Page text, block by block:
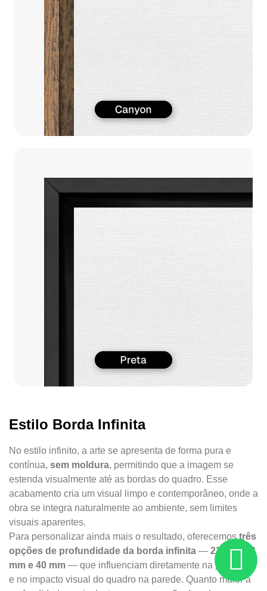
Estilo Borda Infinita
No estilo infinito, a arte se apresenta de forma pura e
contínua, sem moldura, permitindo que a imagem se
estenda visualmente até as bordas do quadro. Esse
acabamento cria um visual limpo e contemporâneo, onde a
obra se integra naturalmente ao ambiente, sem limites
visuais aparentes.
Para personalizar ainda mais o resultado, oferecemostrês
opções de profundidade da borda infinita — 22 mm, 34
mm e 40 mm — que influenciam diretamente na presença
e no impacto visual do quadro na parede. Quanto maior a